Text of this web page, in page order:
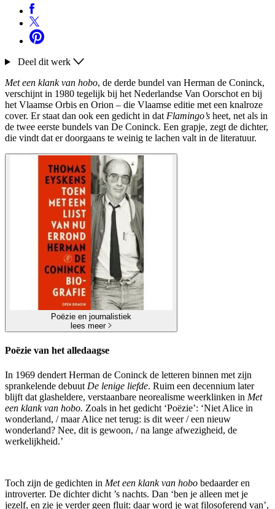
Deel dit werk
Met een klank van hobo, de derde bundel van Herman de Coninck,
verschijnt in 1980 tegelijk bij het Nederlandse Van Oorschot en bij
het Vlaamse Orbis en Orion – die Vlaamse editie met een knalroze
cover. Er staat dan ook een gedicht in dat Flamingo’s heet, net als in
de twee eerste bundels van De Coninck. Een grapje, zegt de dichter,
die vindt dat er doorgaans te weinig te lachen valt in de literatuur.
Poëzie en journalistiek
lees meer
Poëzie van het alledaagse
In 1969 dendert Herman de Coninck de letteren binnen met zijn
sprankelende debuut De lenige liefde. Ruim een decennium later
blijft dat glasheldere, verstaanbare neorealisme weerklinken in Met
een klank van hobo. Zoals in het gedicht ‘Poëzie’: ‘Niet Alice in
wonderland, / maar Alice net terug: is dit weer / een nieuw
wonderland? Nee, dit is gewoon, / na lange afwezigheid, de
werkelijkheid.’
Toch zijn de gedichten in Met een klank van hobo bedaarder en
introverter. De dichter dicht ’s nachts. Dan ‘ben je alleen met je
jezelf, en zie je verder geen fluit: daar word je wat filosoferend van’,